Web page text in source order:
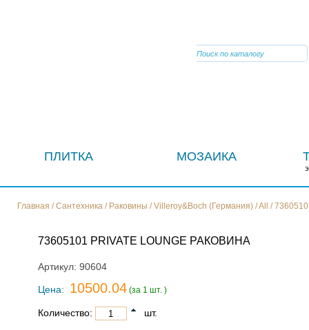
ПЛИТКА МОЗАИКА
Главная /Сантехника / Раковины /Villeroy&Boch (Германия) /All /
73605101 PRIVATE LOUNGE РАКОВИНА
Артикул: 90604
Цена: 10500.04 (за 1 шт. )
Количество: шт.